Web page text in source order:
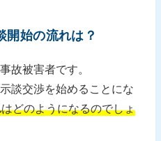
開始の流れは？
故被害者です。
談交渉を始めることにな
はどのようになるのでしょ